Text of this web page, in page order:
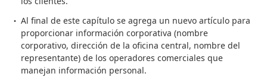
Al final de este capítulo se agrega un nuevo artículo para
proporcionar información corporativa (nombre
corporativo, dirección de la oficina central, nombre del
representante) de los operadores comerciales que
manejan información personal.